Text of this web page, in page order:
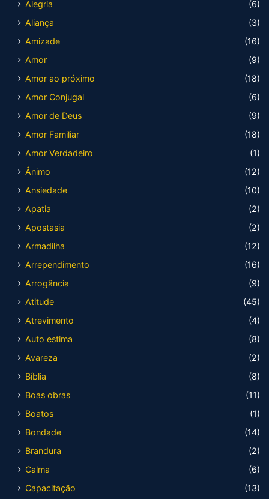
Alegria
(6)
Aliança
(3)
Amizade
(16)
Amor
(9)
Amor ao próximo
(18)
Amor Conjugal
(6)
Amor de Deus
(9)
Amor Familiar
(18)
Amor Verdadeiro
(1)
Ânimo
(12)
Ansiedade
(10)
Apatia
(2)
Apostasia
(2)
Armadilha
(12)
Arrependimento
(16)
Arrogância
(9)
Atitude
(45)
Atrevimento
(4)
Auto estima
(8)
Avareza
(2)
Bíblia
(8)
Boas obras
(11)
Boatos
(1)
Bondade
(14)
Brandura
(2)
Calma
(6)
Capacitação
(13)